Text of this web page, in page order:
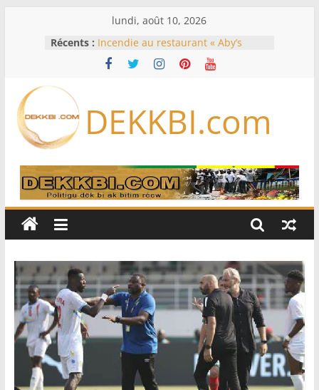
lundi, août 10, 2026
Récents : Incendie au restaurant « Aby’s
Garden » : le témoignage glaçant
du livreur sur les heures précédant
meilleurs endroits pour l’observer
en Europe, en Amérique du Nord
Pentagone demande à l’industrie
de l’armement d’accélérer sa
production
États-Unis: 30 ans après le meurtre
gang devant la justice lors d’un
Koumpentoum : l’Adn/Nouvel
horizon veut fédérer les forces du
Niani
DEKKBI.com